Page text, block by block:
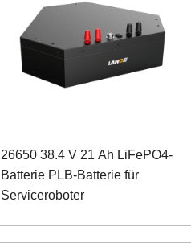
26650 38.4 V 21 Ah LiFePO4-
Batterie PLB-Batterie für
Serviceroboter